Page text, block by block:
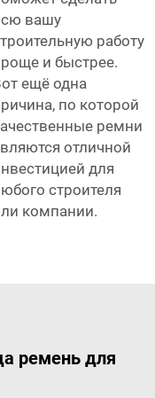
вашу
работу
и быстрее.
ещё одна
по которой
ремни
отличной
для
строителя
компании.
ремень для